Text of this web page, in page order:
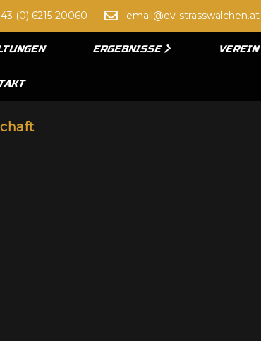
(0) 6215 20060 email@ev-strasswalchen.at
ERGEBNISSE VEREIN